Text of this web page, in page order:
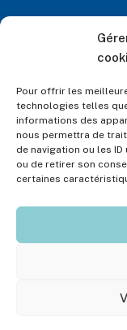
Pour offrir les
technologies telles
informations des
nous permettra de
de navigation ou les
ou de retirer son
certaines
RESTONS EN
ou vianotre
CA Alexandre – Allianz ©
Raison sociale : Christine et
Nom et l’adresse de